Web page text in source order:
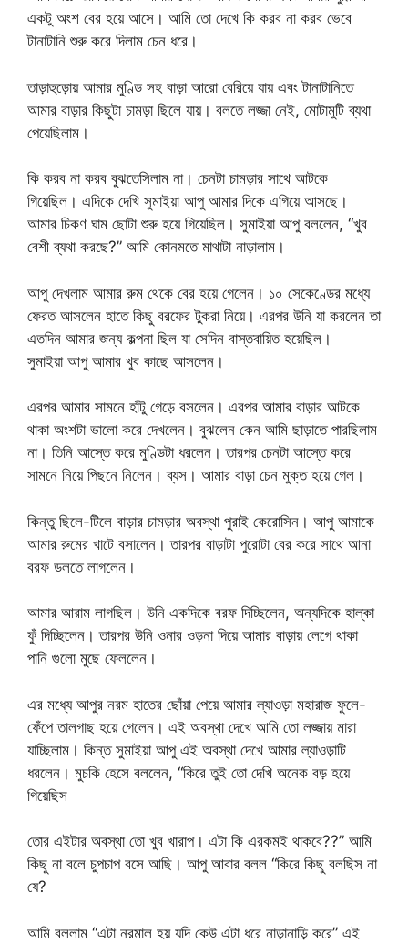
একটু অংশ বের হয়ে আসে। আমি তো দেখে কি করব না করব ভেবে
টানাটানি শুরু করে দিলাম চেন ধরে।
তাড়াহুড়োয় আমার মুণ্ডি সহ বাড়া আরো বেরিয়ে যায় এবং টানাটানিতে
আমার বাড়ার কিছুটা চামড়া ছিলে যায়। বলতে লজ্জা নেই, মোটামুটি ব্যথা
পেয়েছিলাম।
কি করব না করব বুঝতেসিলাম না। চেনটা চামড়ার সাথে আটকে
গিয়েছিল। এদিকে দেখি সুমাইয়া আপু আমার দিকে এগিয়ে আসছে।
আমার চিকণ ঘাম ছোটা শুরু হয়ে গিয়েছিল। সুমাইয়া আপু বললেন, “খুব
বেশী ব্যথা করছে?” আমি কোনমতে মাথাটা নাড়ালাম।
আপু দেখলাম আমার রুম থেকে বের হয়ে গেলেন। ১০ সেকেণ্ডের মধ্যে
ফেরত আসলেন হাতে কিছু বরফের টুকরা নিয়ে। এরপর উনি যা করলেন তা
এতদিন আমার জন্য কল্পনা ছিল যা সেদিন বাস্তবায়িত হয়েছিল।
সুমাইয়া আপু আমার খুব কাছে আসলেন।
এরপর আমার সামনে হাঁটু গেড়ে বসলেন। এরপর আমার বাড়ার আটকে
থাকা অংশটা ভালো করে দেখলেন। বুঝলেন কেন আমি ছাড়াতে পারছিলাম
না। তিনি আস্তে করে মুণ্ডিটা ধরলেন। তারপর চেনটা আস্তে করে
সামনে নিয়ে পিছনে নিলেন। ব্যস। আমার বাড়া চেন মুক্ত হয়ে গেল।
কিন্তু ছিলে-টিলে বাড়ার চামড়ার অবস্থা পুরাই কেরোসিন। আপু আমাকে
আমার রুমের খাটে বসালেন। তারপর বাড়াটা পুরোটা বের করে সাথে আনা
বরফ ডলতে লাগলেন।
আমার আরাম লাগছিল। উনি একদিকে বরফ দিচ্ছিলেন, অন্যদিকে হাল্কা
ফুঁ দিচ্ছিলেন। তারপর উনি ওনার ওড়না দিয়ে আমার বাড়ায় লেগে থাকা
পানি গুলো মুছে ফেললেন।
এর মধ্যে আপুর নরম হাতের ছোঁয়া পেয়ে আমার ল্যাওড়া মহারাজ ফুলে-
ফেঁপে তালগাছ হয়ে গেলেন। এই অবস্থা দেখে আমি তো লজ্জায় মারা
যাচ্ছিলাম। কিন্ত সুমাইয়া আপু এই অবস্থা দেখে আমার ল্যাওড়াটি
ধরলেন। মুচকি হেসে বললেন, “কিরে তুই তো দেখি অনেক বড় হয়ে
গিয়েছিস
তোর এইটার অবস্থা তো খুব খারাপ। এটা কি এরকমই থাকবে??” আমি
কিছু না বলে চুপচাপ বসে আছি। আপু আবার বলল “কিরে কিছু বলছিস না
যে?
আমি বললাম “এটা নরমাল হয় যদি কেউ এটা ধরে নাড়ানাড়ি করে” এই